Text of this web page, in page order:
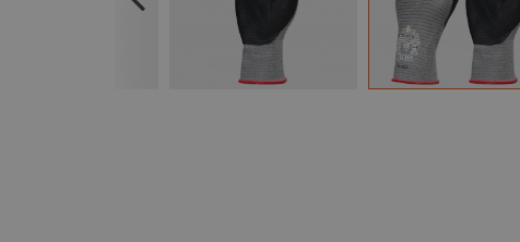
Previous